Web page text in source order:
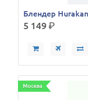
Блендер
5 149р.
Москва